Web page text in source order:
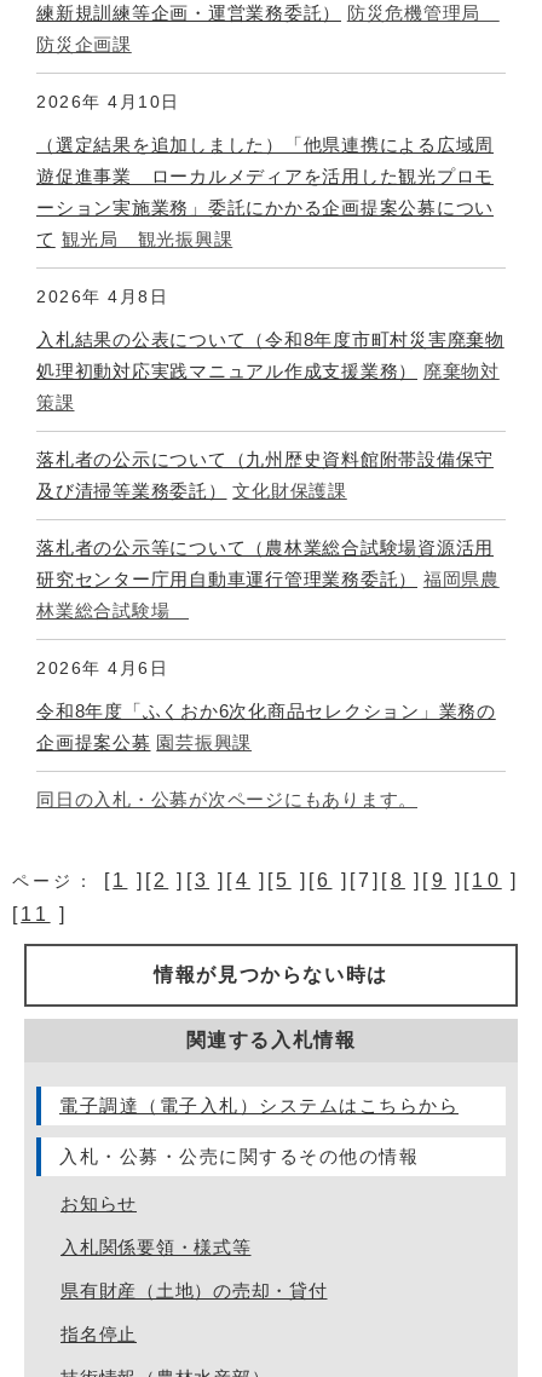
練新規訓練等企画・運営業務委託）
防災危機管理局
防災企画課
2026年 4月10日
（選定結果を追加しました）「他県連携による広域周
遊促進事業 ローカルメディアを活用した観光プロモ
ーション実施業務」委託にかかる企画提案公募につい
て 観光局 観光振興課
2026年 4月8日
入札結果の公表について（令和8年度市町村災害廃棄物
処理初動対応実践マニュアル作成支援業務）
廃棄物対
策課
落札者の公示について（九州歴史資料館附帯設備保守
及び清掃等業務委託）
文化財保護課
落札者の公示等について（農林業総合試験場資源活用
研究センター庁用自動車運行管理業務委託）
福岡県農
林業総合試験場
2026年 4月6日
令和8年度「ふくおか6次化商品セレクション」業務の
企画提案公募 園芸振興課
同日の入札・公募が次ページにもあります。
ページ： [1 ][2 ][3 ][4 ][5 ][6 ][7][8 ][9 ][10 ]
[11 ]
情報が見つからない時は
関連する入札情報
電子調達（電子入札）システムはこちらから
入札・公募・公売に関するその他の情報
お知らせ
入札関係要領・様式等
県有財産（土地）の売却・貸付
指名停止